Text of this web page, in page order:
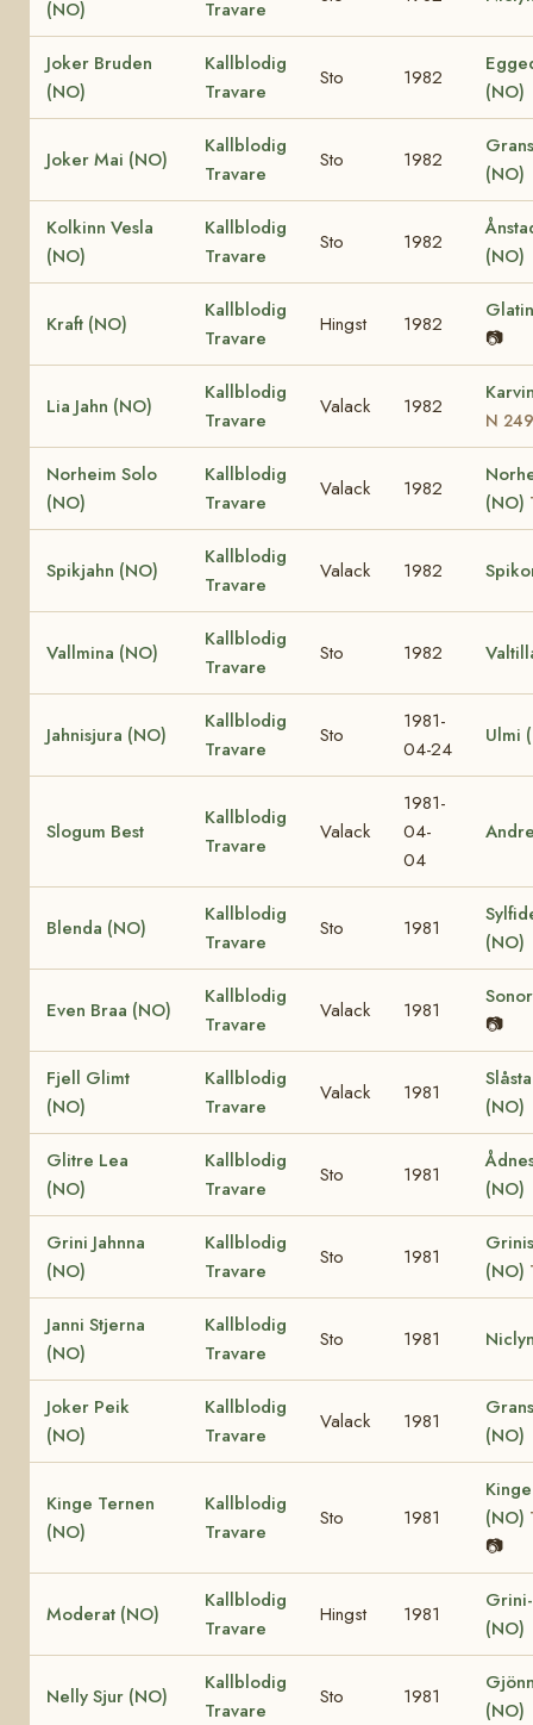
(NO) Travare
Joker Bruden
(NO)
Kallblodig
Travare
Sto 1982
(NO)
Joker Mai (NO)
Kallblodig
Travare
Sto 1982
(NO)
Kolkinn Vesla
(NO)
Kallblodig
Travare
Sto 1982
(NO)
Kraft (NO)
Kallblodig
Travare
Hingst 1982
📷
Lia Jahn (NO)
Kallblodig
Travare
Valack 1982
N
Norheim Solo
(NO)
Kallblodig
Travare
Valack 1982
(NO)
Spikjahn (NO)
Kallblodig
Travare
Valack 1982
Vallmina (NO)
Kallblodig
Travare
Sto 1982
Jahnisjura (NO)
Kallblodig
Travare
Sto
1981-
04-24
Ulmi
Slogum Best
Kallblodig
Travare
Valack
1981-
04-
04
Blenda (NO)
Kallblodig
Travare
Sto 1981
(NO)
Even Braa (NO)
Kallblodig
Travare
Valack 1981
📷
Fjell Glimt
(NO)
Kallblodig
Travare
Valack 1981
(NO)
Glitre Lea
(NO)
Kallblodig
Travare
Sto 1981
(NO)
Grini Jahnna
(NO)
Kallblodig
Travare
Sto 1981
(NO)
Janni Stjerna
(NO)
Kallblodig
Travare
Sto 1981
Joker Peik
(NO)
Kallblodig
Travare
Valack 1981
(NO)
Kinge Ternen
(NO)
Kallblodig
Travare
Sto 1981
(NO)
📷
Moderat (NO)
Kallblodig
Travare
Hingst 1981
(NO)
Nelly Sjur (NO)
Kallblodig
Travare
Sto 1981
(NO)